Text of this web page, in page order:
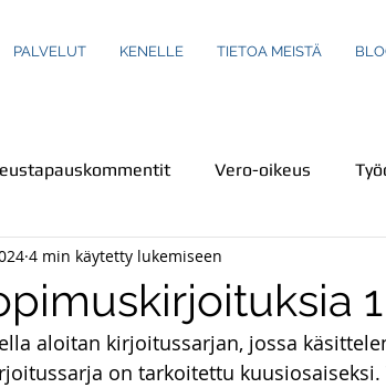
PALVELUT KENELLE TIETOA MEISTÄ
Vero-oikeus
Turva-ala Ympäristöoikeus
Perheoikeus Teemakirjoituksia
4 min käytetty lukemiseen
aloitan kirjoitussarjan, jossa
on tarkoitettu kuusiosaiseksi.